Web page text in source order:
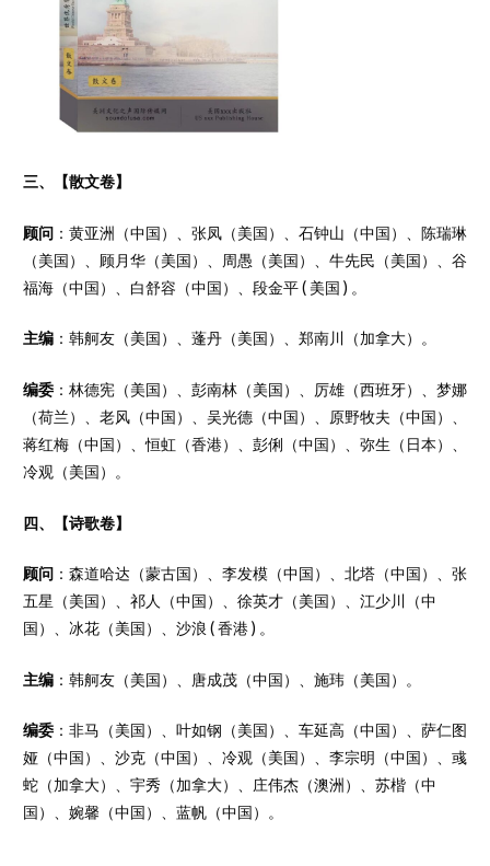
三、【散文卷】
顾问：黄亚洲（中国）、张凤（美国）、石钟山（中国）、陈瑞琳
（美国）、顾月华（美国）、周愚（美国）、牛先民（美国）、谷
福海（中国）、白舒容（中国）、段金平 ( 美国 ) 。
主编：韩舸友（美国）、蓬丹（美国）、郑南川（加拿大）。
编委：林德宪（美国）、彭南林（美国）、厉雄（西班牙）、梦娜
（荷兰）、老风（中国）、吴光德（中国）、原野牧夫（中国）、
蒋红梅（中国）、恒虹（香港）、彭俐（中国）、弥生（日本）、
冷观（美国）。
四、【诗歌卷】
顾问：森道哈达（蒙古国）、李发模（中国）、北塔（中国）、张
五星（美国）、祁人（中国）、徐英才（美国）、江少川（中
国）、冰花（美国）、沙浪 ( 香港 ) 。
主编：韩舸友（美国）、唐成茂（中国）、施玮（美国）。
编委：非马（美国）、叶如钢（美国）、车延高（中国）、萨仁图
娅（中国）、沙克（中国）、冷观（美国）、李宗明（中国）、彧
蛇（加拿大）、宇秀（加拿大）、庄伟杰（澳洲）、苏楷（中
国）、婉馨（中国）、蓝帆（中国）。